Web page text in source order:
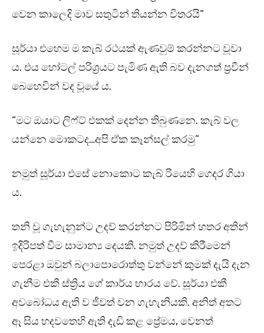
වෙන කාලෙදි මාව සතුටින් තියන්න විතරයි”
සූර්යා එහෙම ම කැබ් රථයක් ඇණවුම් කරන්නට වූවා
ය. එය හෝටල් පරිශ්‍රයට පැමිණ ඇති බව දැනගත් ප්‍රවීන්
බෙහෙවින් වද වූයේ ය.
“මට ඔයාට ලිෆ්ට් එකක් දෙන්න තිබුණනෙ. කැබ් වල
යන්නෙ මොකටද…අපි ඒක කෑන්සල් කරමු”
නමුත් සූර්යා එසේ නොකොට කැබ් රියෙහි ගෙදර ගියා
ය.
තනි වූ ගැහැනුන්ට උදව් කරන්නට පිරිමින් හතර අතින්
ඉදිරිපත් වීම සාමාන්‍ය දෙයකි. නමුත් උදව් කිරීමෙන්
පෙරළා ඔවුන් බලාපොරොත්තු වන්නේ කුමක් දැයි දැන
ගැනීම එකී ස්ත්‍රිය ගේ කාර්ය භාරය වේ. සූර්යා එකී
අවබෝධය ඇති ව ජීවත් වන ගැහැනියකි. අනිත් අතට
ඈ සිය හදවතෙහි ඇති දැඩි කළ ප්‍රේමය, වෙනත්